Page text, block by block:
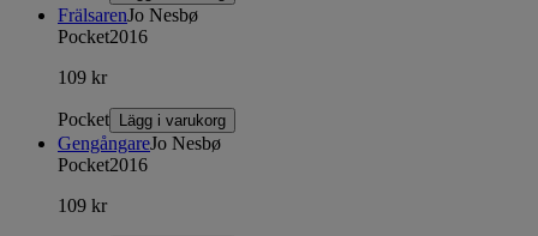
FrälsarenJo Nesbø
Pocket2016
109 kr
Pocket Lägg i varukorg
GengångareJo Nesbø
Pocket2016
109 kr